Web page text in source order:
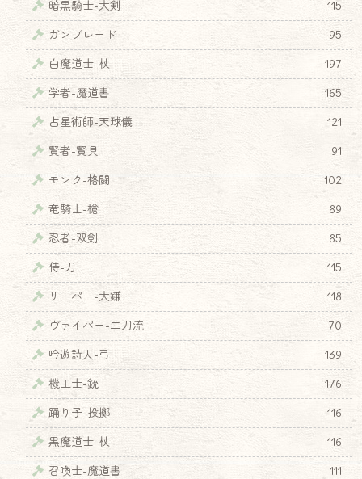
暗黒騎士-大剣
115
ガンブレード
95
白魔道士-杖
197
学者-魔道書
165
占星術師-天球儀
121
賢者-賢具
91
モンク-格闘
102
竜騎士-槍
89
忍者-双剣
85
侍-刀
115
リーパー-大鎌
118
ヴァイパー-二刀流
70
吟遊詩人-弓
139
機工士-銃
176
踊り子-投擲
116
黒魔道士-杖
116
召喚士-魔道書
111